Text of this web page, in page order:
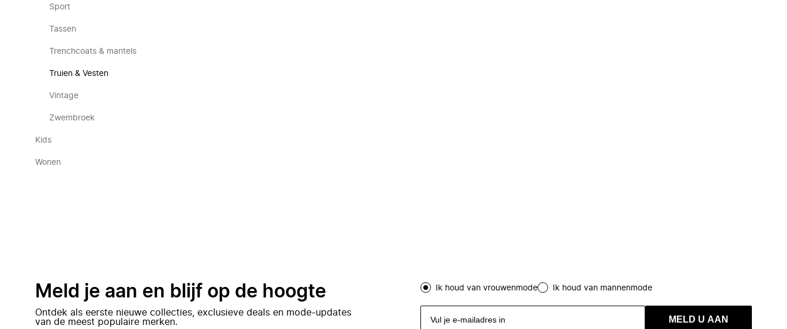
Sport
Tassen
Trenchcoats & mantels
Truien & Vesten
Vintage
Zwembroek
Kids
Wonen
Meld je aan en blijf op de hoogte
Ontdek als eerste nieuwe collecties, exclusieve deals en mode-updates
van de meest populaire merken.
Ik houd van vrouwenmode Ik houd van mannenmode
MELD U AAN